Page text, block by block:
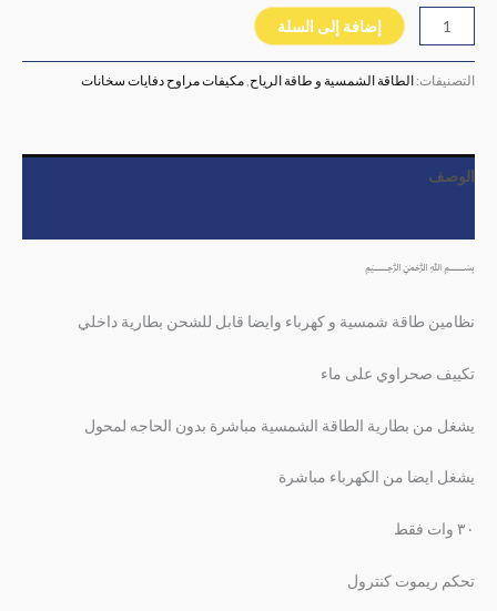
إضافة إلى السلة
التصنيفات: الطاقة الشمسية و طاقة الرياح,مكيفات مراوح دفايات سخانات
الوصف
﷽
نظامين طاقة شمسية و كهرباء وايضا قابل للشحن بطارية داخلي
تكييف صحراوي على ماء
يشغل من بطارية الطاقة الشمسية مباشرة بدون الحاجه لمحول
يشغل ايضا من الكهرباء مباشرة
٣٠ وات فقط
تحكم ريموت كنترول